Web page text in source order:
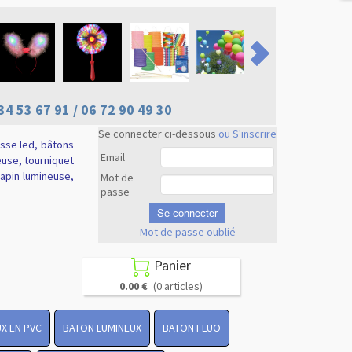
53 67 91 / 06 72 90 49 30
Se connecter ci-dessous ou S'inscrire
Email
Mot de
passe
Se connecter
Mot de passe oublié
led, bâtons
tourniquet
lumineuse,
 Panier
0.00 € (0 articles)
EN PVC BATON LUMINEUX BATON FLUO